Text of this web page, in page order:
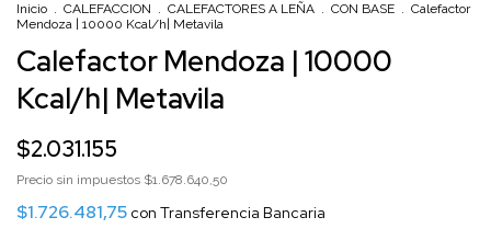
Inicio . CALEFACCION . CALEFACTORES A LEÑA . CON BASE . Calefactor
Mendoza | 10000 Kcal/h| Metavila
Calefactor Mendoza | 10000
Kcal/h| Metavila
$2.031.155
Precio sin impuestos $1.678.640,50
$1.726.481,75 con Transferencia Bancaria